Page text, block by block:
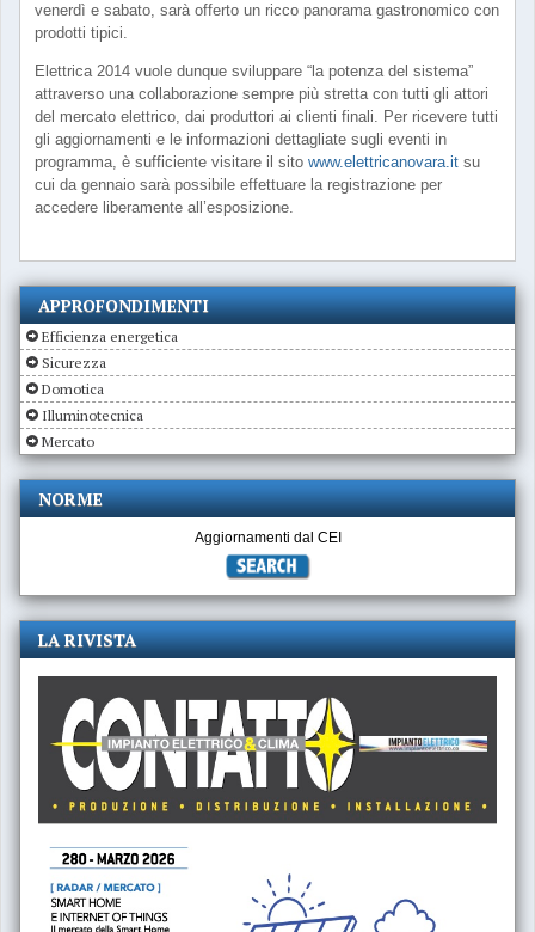
venerdì e sabato, sarà offerto un ricco panorama gastronomico con
prodotti tipici.
Elettrica 2014 vuole dunque sviluppare “la potenza del sistema”
attraverso una collaborazione sempre più stretta con tutti gli attori
del mercato elettrico, dai produttori ai clienti finali. Per ricevere tutti
gli aggiornamenti e le informazioni dettagliate sugli eventi in
programma, è sufficiente visitare il sito www.elettricanovara.it su
cui da gennaio sarà possibile effettuare la registrazione per
accedere liberamente all’esposizione.
APPROFONDIMENTI
Efficienza energetica
Sicurezza
Domotica
Illuminotecnica
Mercato
NORME
Aggiornamenti dal CEI
LA RIVISTA